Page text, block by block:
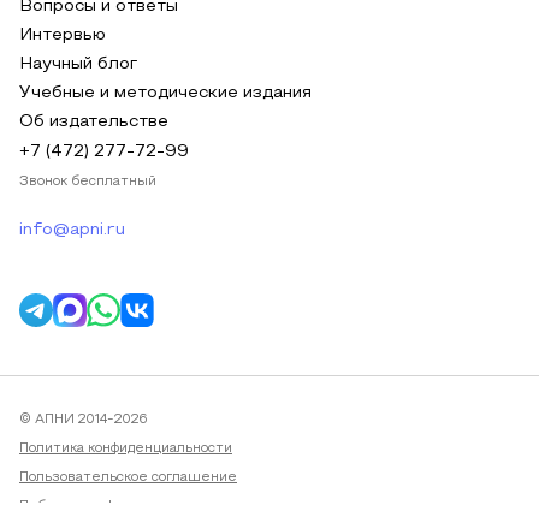
Вопросы и ответы
Интервью
Научный блог
Учебные и методические издания
Об издательстве
+7 (472) 277-72-99
Звонок бесплатный
info@apni.ru
© АПНИ 2014-2026
Политика конфиденциальности
Пользовательское соглашение